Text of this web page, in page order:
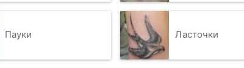
Пауки Ласточки